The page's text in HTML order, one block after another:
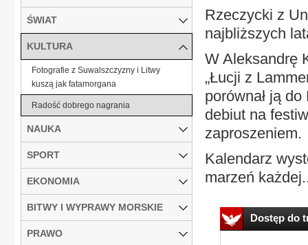
Rzeczycki z
najbliższych
W Aleksandrę
„Łucji z
porównał ją
debiut na
zaproszeniem.
Kalendarz
marzeń
Dostęp do
ŚWIAT
KULTURA
Fotografie z Suwalszczyzny i Litwy
kuszą jak fatamorgana
Radość dobrego nagrania
NAUKA
SPORT
EKONOMIA
BITWY I WYPRAWY MORSKIE
PRAWO